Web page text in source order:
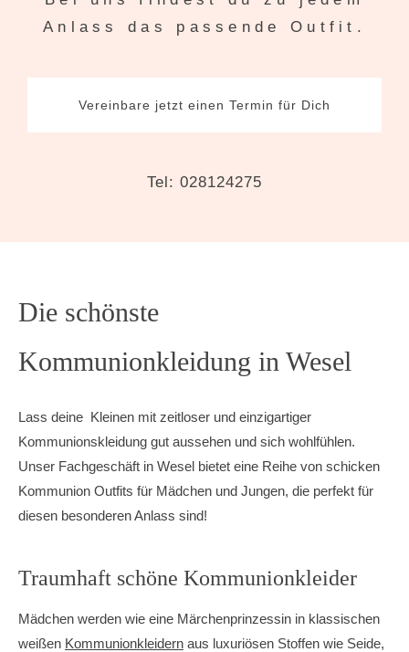
Anlass das passende Outfit.
Vereinbare jetzt einen Termin für Dich
Tel: 028124275
Die schönste
Kommunionkleidung in Wesel
Lass deine Kleinen mit zeitloser und einzigartiger
Kommunionskleidung gut aussehen und sich wohlfühlen.
Unser Fachgeschäft in Wesel bietet eine Reihe von schicken
Kommunion Outfits für Mädchen und Jungen, die perfekt für
diesen besonderen Anlass sind!
Traumhaft schöne Kommunionkleider
Mädchen werden wie eine Märchenprinzessin in klassischen
weißen Kommunionkleidern aus luxuriösen Stoffen wie Seide,